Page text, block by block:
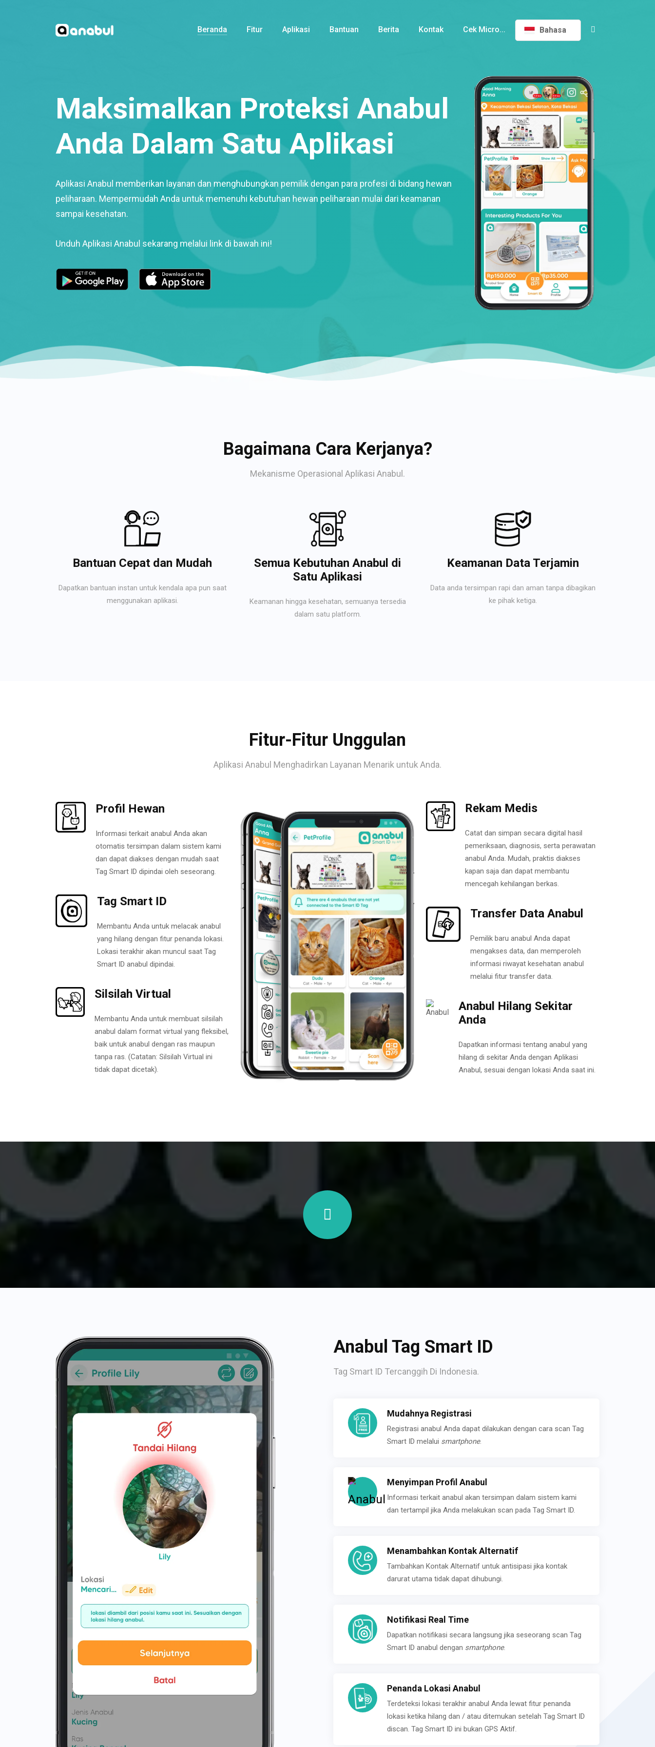
Beranda Fitur Aplikasi Bantuan Berita Kontak Cek Micro... Bahasa
Maksimalkan Proteksi Anabul
Anda Dalam Satu Aplikasi
Aplikasi Anabul memberikan layanan dan menghubungkan pemilik dengan para profesi di bidang hewan
peliharaan. Mempermudah Anda untuk memenuhi kebutuhan hewan peliharaan mulai dari keamanan
sampai kesehatan.
Unduh Aplikasi Anabul sekarang melalui link di bawah ini!
Bagaimana Cara Kerjanya?
Mekanisme Operasional Aplikasi Anabul.
Bantuan Cepat dan Mudah
Dapatkan bantuan instan untuk kendala apa pun saat
menggunakan aplikasi.
Semua Kebutuhan Anabul di
Satu Aplikasi
Keamanan hingga kesehatan, semuanya tersedia
dalam satu platform.
Keamanan Data Terjamin
Data anda tersimpan rapi dan aman tanpa dibagikan
ke pihak ketiga.
Fitur-Fitur Unggulan
Aplikasi Anabul Menghadirkan Layanan Menarik untuk Anda.
Profil Hewan
Informasi terkait anabul Anda akan
otomatis tersimpan dalam sistem kami
dan dapat diakses dengan mudah saat
Tag Smart ID dipindai oleh seseorang.
Tag Smart ID
Membantu Anda untuk melacak anabul
yang hilang dengan fitur penanda lokasi.
Lokasi terakhir akan muncul saat Tag
Smart ID anabul dipindai.
Silsilah Virtual
Membantu Anda untuk membuat silsilah
anabul dalam format virtual yang fleksibel,
baik untuk anabul dengan ras maupun
tanpa ras. (Catatan: Silsilah Virtual ini
tidak dapat dicetak).
Rekam Medis
Catat dan simpan secara digital hasil
pemeriksaan, diagnosis, serta perawatan
anabul Anda. Mudah, praktis diakses
kapan saja dan dapat membantu
mencegah kehilangan berkas.
Transfer Data Anabul
Pemilik baru anabul Anda dapat
mengakses data, dan memperoleh
informasi riwayat kesehatan anabul
melalui fitur transfer data.
Anabul Hilang Sekitar
Anda
Dapatkan informasi tentang anabul yang
hilang di sekitar Anda dengan Aplikasi
Anabul, sesuai dengan lokasi Anda saat ini.
Anabul Tag Smart ID
Tag Smart ID Tercanggih Di Indonesia.
Mudahnya Registrasi
Registrasi anabul Anda dapat dilakukan dengan cara scan Tag
Smart ID melalui smartphone.
Menyimpan Profil Anabul
Informasi terkait anabul akan tersimpan dalam sistem kami
dan tertampil jika Anda melakukan scan pada Tag Smart ID.
Menambahkan Kontak Alternatif
Tambahkan Kontak Alternatif untuk antisipasi jika kontak
darurat utama tidak dapat dihubungi.
Notifikasi Real Time
Dapatkan notifikasi secara langsung jika seseorang scan Tag
Smart ID anabul dengan smartphone.
Penanda Lokasi Anabul
Terdeteksi lokasi terakhir anabul Anda lewat fitur penanda
lokasi ketika hilang dan / atau ditemukan setelah Tag Smart ID
discan. Tag Smart ID ini bukan GPS Aktif.